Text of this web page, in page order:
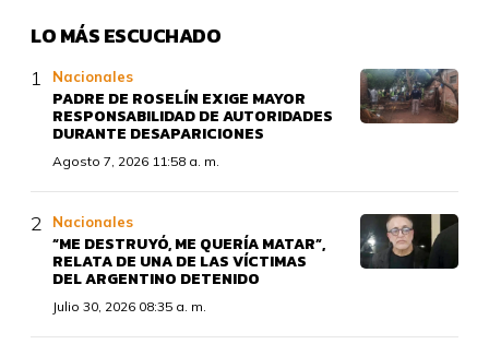
LO MÁS ESCUCHADO
Nacionales
PADRE DE ROSELÍN EXIGE MAYOR
RESPONSABILIDAD DE AUTORIDADES
DURANTE DESAPARICIONES
Agosto 7, 2026 11:58 a. m.
Nacionales
“ME DESTRUYÓ, ME QUERÍA MATAR”,
RELATA DE UNA DE LAS VÍCTIMAS
DEL ARGENTINO DETENIDO
Julio 30, 2026 08:35 a. m.